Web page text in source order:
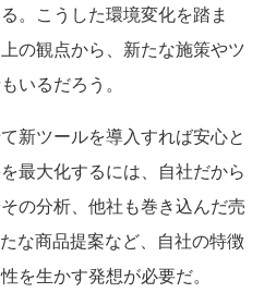
。こうした環境変化を踏ま
の観点から、新たな施策やツ
いるだろう。
新ツールを導入すれば安心と
最大化するには、自社だから
の分析、他社も巻き込んだ売
な商品提案など、自社の特徴
を生かす発想が必要だ。